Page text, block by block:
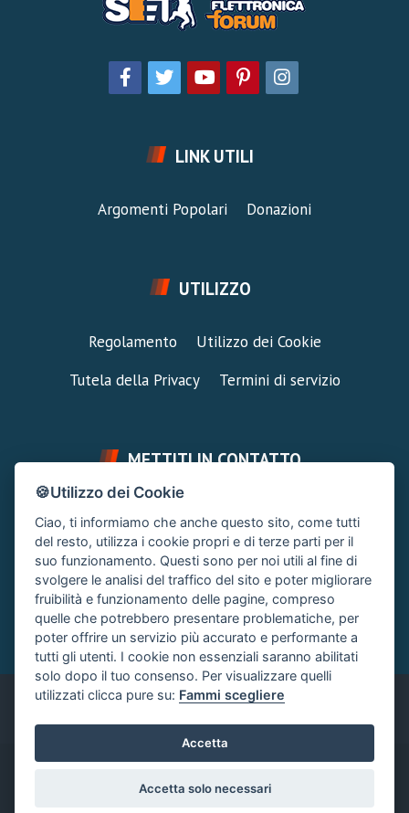
LINK UTILI
Argomenti Popolari Donazioni
UTILIZZO
Regolamento
Utilizzo dei Cookie
Tutela della Privacy
Termini di servizio
METTITI IN CONTATTO
FAI UNA DOMANDA
Chiedi un Consiglio
Area Ticket
CONTATTA L'AMMINISTRAZIONE
Clicca quì
Italiano
© by ©XenTR | Xenforo Add-ons
🍪Utilizzo dei Cookie
Ciao, ti informiamo che anche questo sito, come tutti
del resto, utilizza i cookie propri e di terze parti per il
suo funzionamento. Questi sono per noi utili al fine di
svolgere le analisi del traffico del sito e poter migliorare
fruibilità e funzionamento delle pagine, compreso
quelle che potrebbero presentare problematiche, per
poter offrire un servizio più accurato e performante a
tutti gli utenti. I cookie non essenziali saranno abilitati
solo dopo il tuo consenso. Per visualizzare quelli
utilizzati clicca pure su: Fammi scegliere
Accetta
Accetta solo necessari